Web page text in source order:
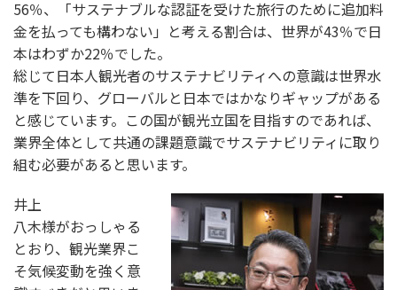
56％、「サステナブルな認証を受けた旅行のために追加料
金を払っても構わない」と考える割合は、世界が43％で日
本はわずか22％でした。
総じて日本人観光者のサステナビリティへの意識は世界水
準を下回り、グローバルと日本ではかなりギャップがある
と感じています。この国が観光立国を目指すのであれば、
業界全体として共通の課題意識でサステナビリティに取り
組む必要があると思います。
井上
八木様がおっしゃる
とおり、観光業界こ
そ気候変動を強く意